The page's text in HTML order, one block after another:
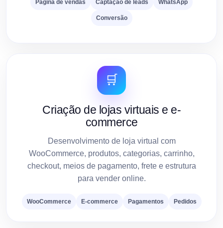
Página de vendas Captação de leads WhatsApp
Conversão
🛒
Criação de lojas virtuais e e-
commerce
Desenvolvimento de loja virtual com
WooCommerce, produtos, categorias, carrinho,
checkout, meios de pagamento, frete e estrutura
para vender online.
WooCommerce E-commerce Pagamentos Pedidos